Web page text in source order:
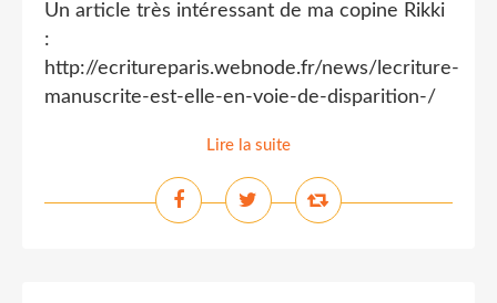
Un article très intéressant de ma copine Rikki
:
http://ecritureparis.webnode.fr/news/lecriture-
manuscrite-est-elle-en-voie-de-disparition-/
Lire la suite